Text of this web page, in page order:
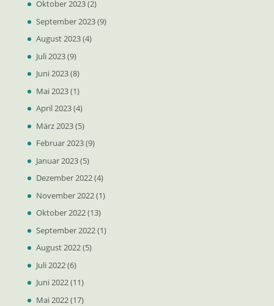
Oktober 2023(2)
September 2023(9)
August 2023(4)
Juli 2023(9)
Juni 2023(8)
Mai 2023(1)
April 2023(4)
März 2023(5)
Februar 2023(9)
Januar 2023(5)
Dezember 2022(4)
November 2022(1)
Oktober 2022(13)
September 2022(1)
August 2022(5)
Juli 2022(6)
Juni 2022(11)
Mai 2022(17)